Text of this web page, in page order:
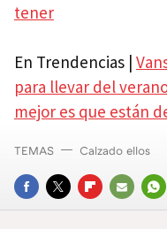
tener
En Trendencias |
para llevar del
mejor es que están
FACEBOOK
TWITTERFLIPBOARD
E-
TEMAS Calzado ellos